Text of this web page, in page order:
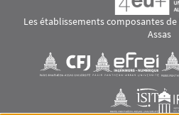
Les établissements composantes
Assas
Visuel svgVisuel svg
Visuel svg